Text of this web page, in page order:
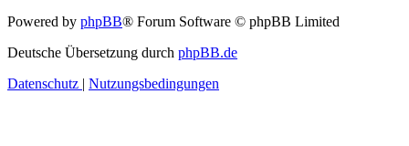
Powered by phpBB® Forum Software © phpBB Limited
Deutsche Übersetzung durch phpBB.de
Datenschutz | Nutzungsbedingungen